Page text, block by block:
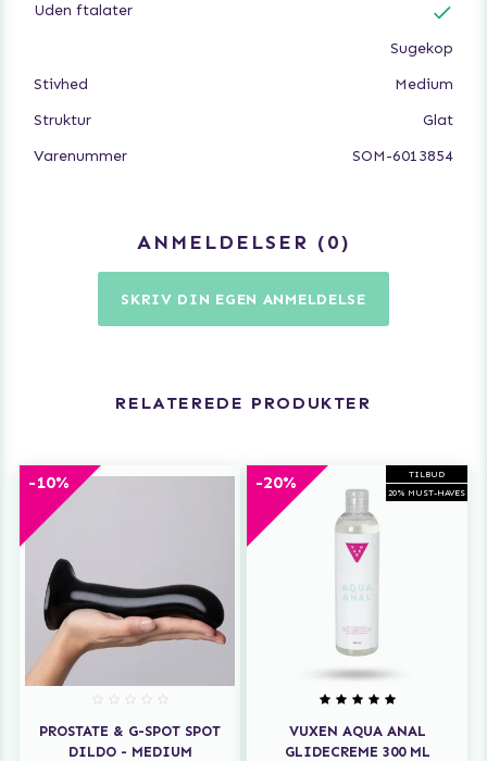
Uden ftalater
Sugekop
Stivhed
Medium
Struktur
Glat
Varenummer
SOM-6013854
ANMELDELSER 0
SKRIV DIN EGEN ANMELDELSE
RELATEREDE PRODUKTER
-10%
PROSTATE & G-SPOT SPOT
DILDO - MEDIUM
TILBUD
20% MUST-HAVES
-20%
VUXEN AQUA ANAL
GLIDECREME 300 ML